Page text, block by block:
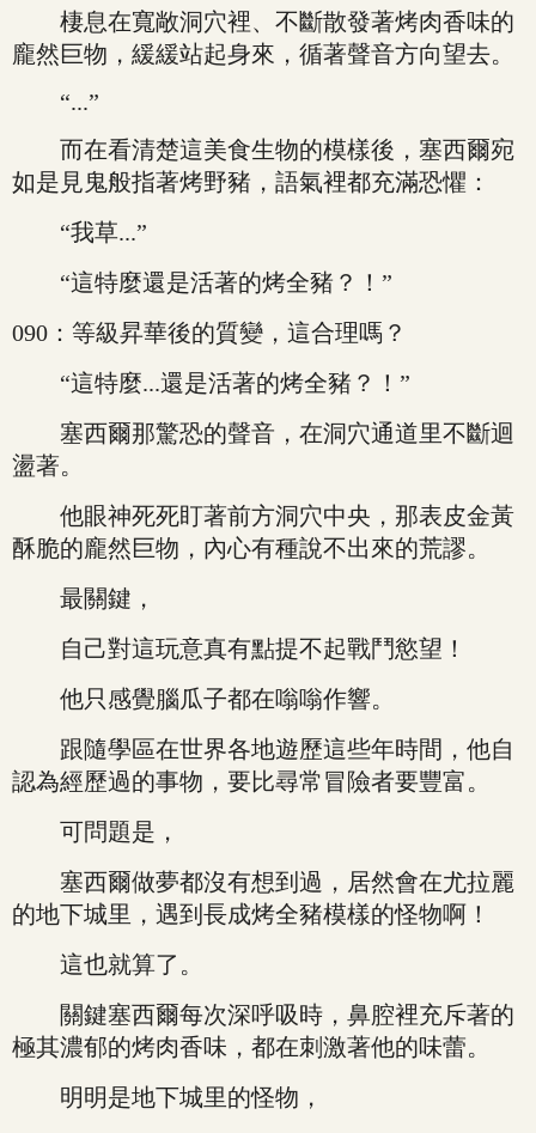
棲息在寬敞洞穴裡、不斷散發著烤肉香味的
龐然巨物，緩緩站起身來，循著聲音方向望去。
“...”
而在看清楚這美食生物的模樣後，塞西爾宛
如是見鬼般指著烤野豬，語氣裡都充滿恐懼：
“我草...”
“這特麼還是活著的烤全豬？！”
090：等級昇華後的質變，這合理嗎？
“這特麼...還是活著的烤全豬？！”
塞西爾那驚恐的聲音，在洞穴通道里不斷迴
盪著。
他眼神死死盯著前方洞穴中央，那表皮金黃
酥脆的龐然巨物，內心有種說不出來的荒謬。
最關鍵，
自己對這玩意真有點提不起戰鬥慾望！
他只感覺腦瓜子都在嗡嗡作響。
跟隨學區在世界各地遊歷這些年時間，他自
認為經歷過的事物，要比尋常冒險者要豐富。
可問題是，
塞西爾做夢都沒有想到過，居然會在尤拉麗
的地下城里，遇到長成烤全豬模樣的怪物啊！
這也就算了。
關鍵塞西爾每次深呼吸時，鼻腔裡充斥著的
極其濃郁的烤肉香味，都在刺激著他的味蕾。
明明是地下城里的怪物，